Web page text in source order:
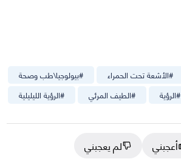
#بيولوجيا\طب وصحة #الأشعة تحت الحمراء
#الرؤية الليليلية #الطيف المرئي #الرؤية
أعجبني
لم يعجبني